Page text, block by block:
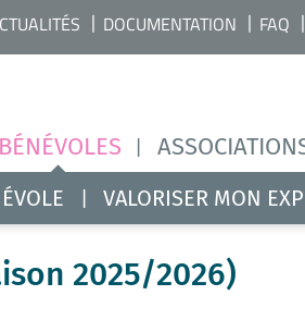
BÉNÉVOLES
DOCUMENTATION FAQ
VALORISER MON
2025/2026)